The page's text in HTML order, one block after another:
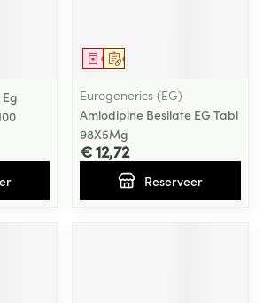
Op voorschrift
Geneesmiddel
Eurogenerics (EG)
Amlodipine Besilate EG Tabl
98X5Mg
€ 12,72
Reserveer